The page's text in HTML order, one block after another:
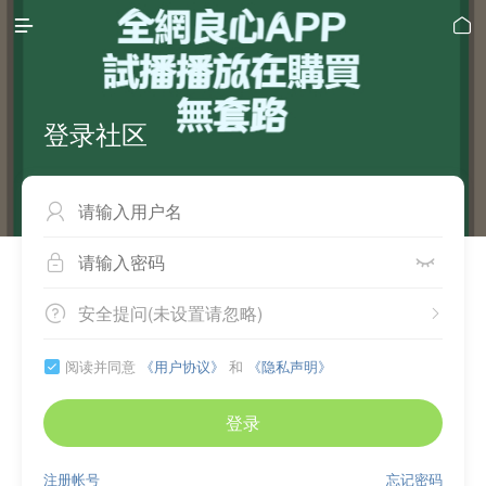
 
登录社区

 
 
安全提问(未设置请忽略)
 阅读并同意 《用户协议》 和 《隐私声明》
登录
忘记密码
注册帐号